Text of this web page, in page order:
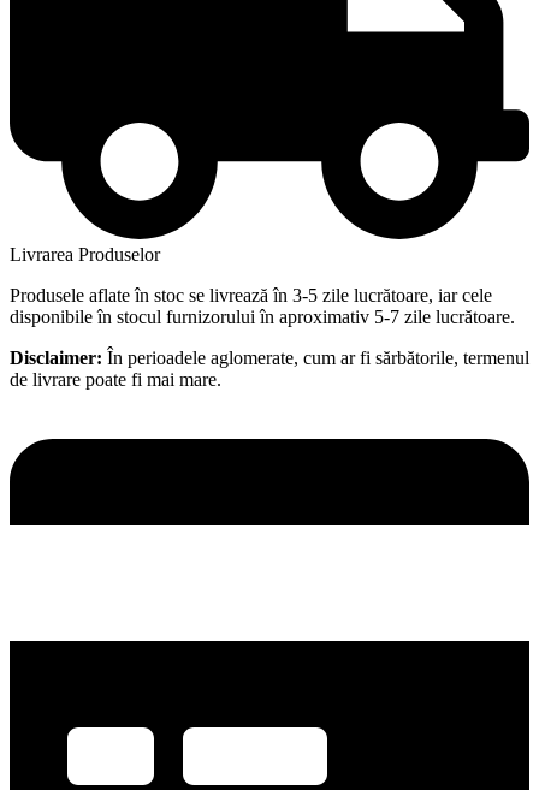
Livrarea Produselor
Produsele aflate în stoc se livrează în 3-5 zile lucrătoare, iar cele
disponibile în stocul furnizorului în aproximativ 5-7 zile lucrătoare.
Disclaimer: În perioadele aglomerate, cum ar fi sărbătorile, termenul
de livrare poate fi mai mare.